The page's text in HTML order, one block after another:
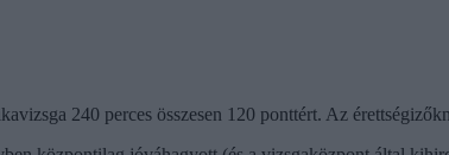
240 perces összesen 120 ponttért. Az